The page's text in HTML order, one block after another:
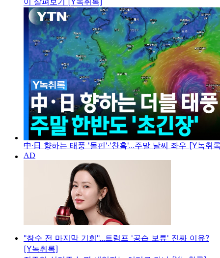
中·日 향하는 태풍 '돌핀'·'찬홈'...주말 날씨 좌우 [Y녹취
"참수 전 마지막 기회"...트럼프 '공습 보류' 진짜 이유?
[Y녹취록]